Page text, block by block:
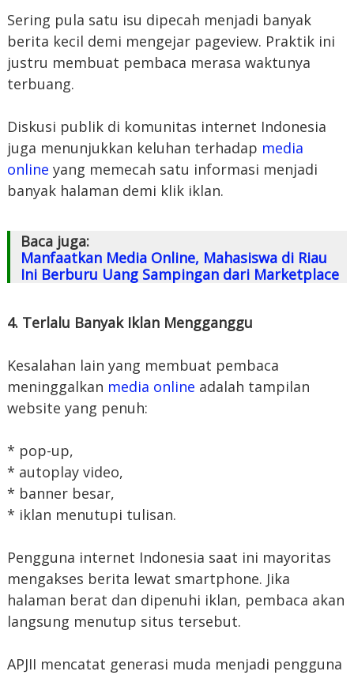
Sering pula satu isu dipecah menjadi banyak
berita kecil demi mengejar pageview. Praktik ini
justru membuat pembaca merasa waktunya
terbuang.
Diskusi publik di komunitas internet Indonesia
juga menunjukkan keluhan terhadap media
online yang memecah satu informasi menjadi
banyak halaman demi klik iklan.
Baca juga:
Manfaatkan Media Online, Mahasiswa di Riau
Ini Berburu Uang Sampingan dari Marketplace
4. Terlalu Banyak Iklan Mengganggu
Kesalahan lain yang membuat pembaca
meninggalkan media online adalah tampilan
website yang penuh:
* pop-up,
* autoplay video,
* banner besar,
* iklan menutupi tulisan.
Pengguna internet Indonesia saat ini mayoritas
mengakses berita lewat smartphone. Jika
halaman berat dan dipenuhi iklan, pembaca akan
langsung menutup situs tersebut.
APJII mencatat generasi muda menjadi pengguna